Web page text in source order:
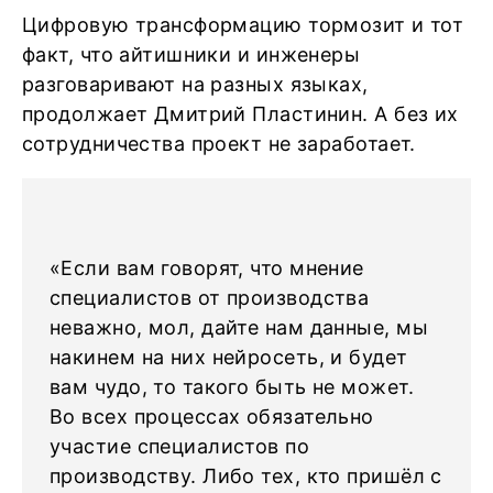
Цифровую трансформацию тормозит и тот
факт, что айтишники и инженеры
разговаривают на разных языках,
продолжает Дмитрий Пластинин. А без их
сотрудничества проект не заработает.
«Если вам говорят, что мнение
специалистов от производства
неважно, мол, дайте нам данные, мы
накинем на них нейросеть, и будет
вам чудо, то такого быть не может.
Во всех процессах обязательно
участие специалистов по
производству. Либо тех, кто пришёл с